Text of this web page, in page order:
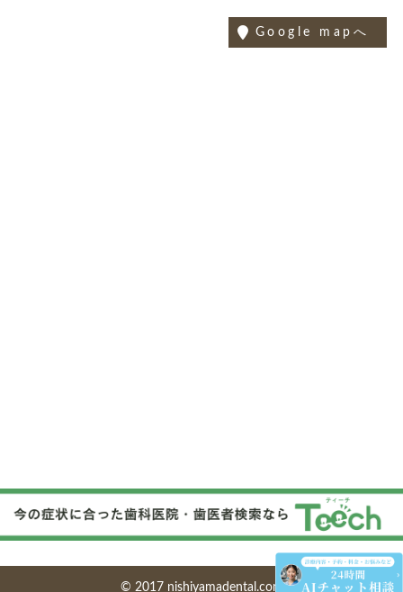
Google mapへ
© 2017 nishiyamadental.com